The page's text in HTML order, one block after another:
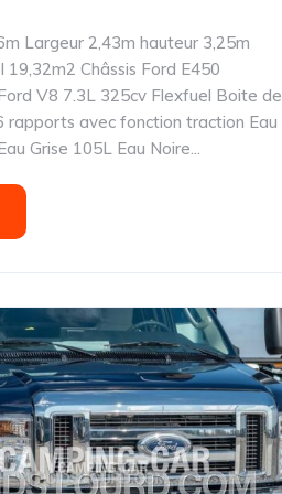
Largeur 2,43m hauteur 3,25m
19,32m2 Châssis Ford E450
V8 7.3L 325cv Flexfuel Boite de
rapports avec fonction traction Eau
Grise 105L Eau Noire...